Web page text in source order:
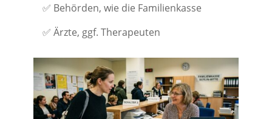
✅ Behörden, wie die Familienkasse
✅ Ärzte, ggf. Therapeuten